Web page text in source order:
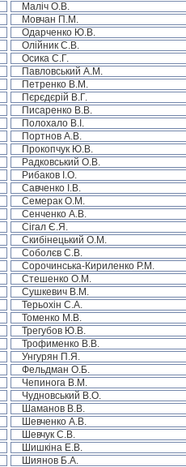
Маліч О.В.
Мовчан П.М.
Одарченко Ю.В.
Олійник С.В.
Осика С.Г.
Павловський А.М.
Петренко В.М.
Пєрєдєрій В.Г.
Писаренко В.В.
Полохало В.І.
Портнов А.В.
Прокопчук Ю.В.
Радковський О.В.
Рибаков І.О.
Савченко І.В.
Семерак О.М.
Сенченко А.В.
Сігал Є.Я.
Скибінецький О.М.
Соболєв С.В.
Сорочинська-Кириленко Р.М.
Стешенко О.М.
Сушкевич В.М.
Терьохін С.А.
Томенко М.В.
Трегубов Ю.В.
Трофименко В.В.
Унгурян П.Я.
Фельдман О.Б.
Чепинога В.М.
Чудновський В.О.
Шаманов В.В.
Шевченко А.В.
Шевчук С.В.
Шишкіна Е.В.
Шиянов Б.А.